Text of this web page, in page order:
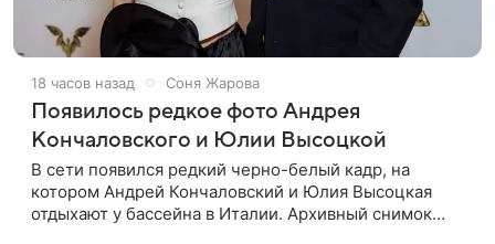
18 часов назад Соня Жарова
Появилось редкое фото Андрея
Кончаловского и Юлии Высоцкой
В сети появился редкий черно-белый кадр, на
котором Андрей Кончаловский и Юлия Высоцкая
отдыхают у бассейна в Италии. Архивный снимок